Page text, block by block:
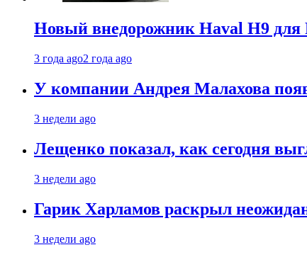
Новый внедорожник Haval H9 для
3 года ago2 года ago
У компании Андрея Малахова
3 недели ago
Лещенко показал, как сегодня
3 недели ago
Гарик Харламов раскрыл
3 недели ago